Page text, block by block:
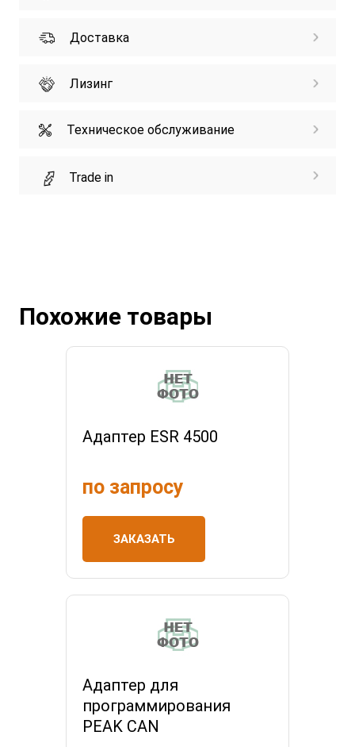
Доставка
Лизинг
Техническое обслуживание
Trade in
Похожие товары
Адаптер ESR 4500
по запросу
ЗАКАЗАТЬ
Адаптер для
программирования
PEAK CAN